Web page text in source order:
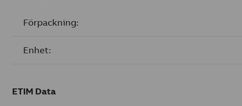
Förpackning:
Enhet:
ETIM Data